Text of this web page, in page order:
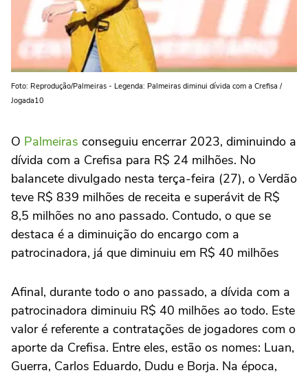
Foto: Reprodução/Palmeiras - Legenda: Palmeiras diminui dívida com a Crefisa /
Jogada10
O Palmeiras conseguiu encerrar 2023, diminuindo a
dívida com a Crefisa para R$ 24 milhões. No
balancete divulgado nesta terça-feira (27), o Verdão
teve R$ 839 milhões de receita e superávit de R$
8,5 milhões no ano passado. Contudo, o que se
destaca é a diminuição do encargo com a
patrocinadora, já que diminuiu em R$ 40 milhões
Afinal, durante todo o ano passado, a dívida com a
patrocinadora diminuiu R$ 40 milhões ao todo. Este
valor é referente a contratações de jogadores com o
aporte da Crefisa. Entre eles, estão os nomes: Luan,
Guerra, Carlos Eduardo, Dudu e Borja. Na época,